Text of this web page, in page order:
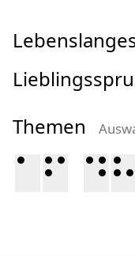
Themen